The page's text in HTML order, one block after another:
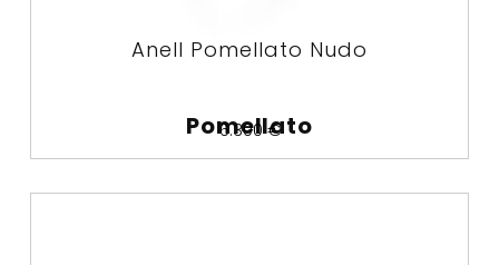
Anell Pomellato Nudo
Pomellato
6.300€